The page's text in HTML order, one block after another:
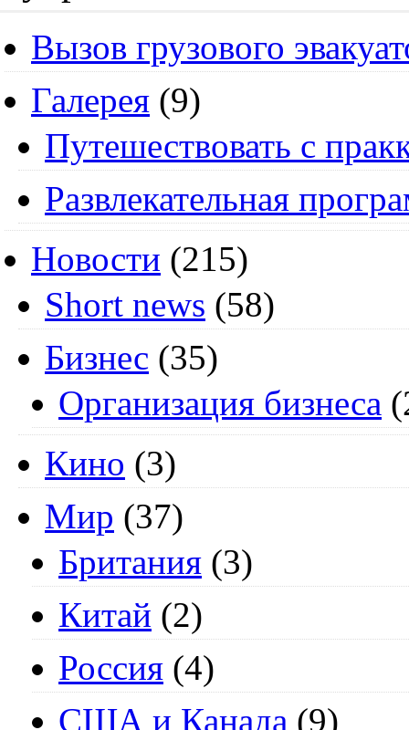
Вызов грузового
Галерея (9)
Путешествовать с
Развлекательная
Новости (215)
Short news (58)
Бизнес (35)
Организация бизнеса
Кино (3)
Мир (37)
Британия (3)
Китай (2)
Россия (4)
США и Канада (9)